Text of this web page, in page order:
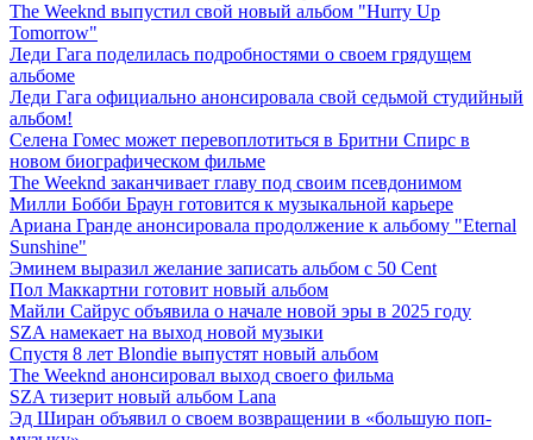
The Weeknd выпустил свой новый альбом "Hurry Up
Tomorrow"
Леди Гага поделилась подробностями о своем грядущем
альбоме
Леди Гага официально анонсировала свой седьмой студийный
альбом!
Селена Гомес может перевоплотиться в Бритни Спирс в
новом биографическом фильме
The Weeknd заканчивает главу под своим псевдонимом
Милли Бобби Браун готовится к музыкальной карьере
Ариана Гранде анонсировала продолжение к альбому "Eternal
Sunshine"
Эминем выразил желание записать альбом с 50 Cent
Пол Маккартни готовит новый альбом
Майли Сайрус объявила о начале новой эры в 2025 году
SZA намекает на выход новой музыки
Спустя 8 лет Blondie выпустят новый альбом
The Weeknd анонсировал выход своего фильма
SZA тизерит новый альбом Lana
Эд Ширан объявил о своем возвращении в «большую поп-